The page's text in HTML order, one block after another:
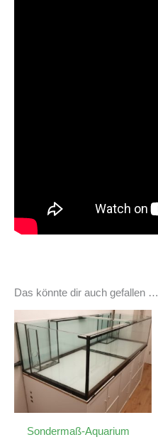
Das könnte dir auch gefallen …
Sondermaß-Aquarium